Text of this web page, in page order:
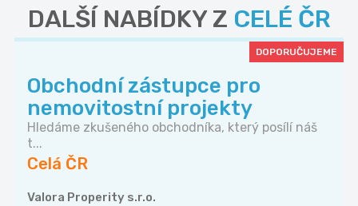
DALŠÍ NABÍDKY Z CELÉ ČR
DOPORUČUJEME
Obchodní zástupce pro
nemovitostní projekty
Hledáme zkušeného obchodníka, který posílí náš
t...
Celá ČR
Valora Properity s.r.o.